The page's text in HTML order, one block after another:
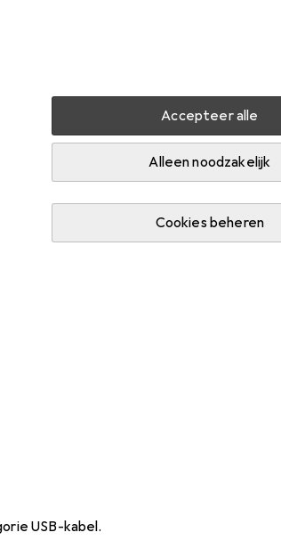
Accepteer alle
Alleen noodzakelijk
Cookies beheren
Muse M-1988 DJ
USB-kabel.